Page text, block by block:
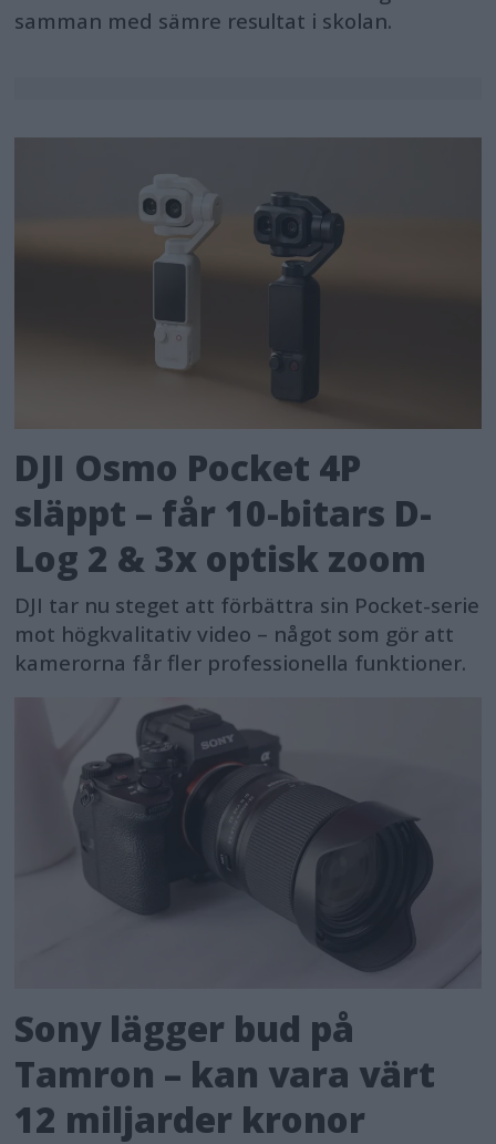
samman med sämre resultat i skolan.
DJI Osmo Pocket 4P
släppt – får 10-bitars D-
Log 2 & 3x optisk zoom
DJI tar nu steget att förbättra sin Pocket-serie
mot högkvalitativ video – något som gör att
kamerorna får fler professionella funktioner.
Sony lägger bud på
Tamron – kan vara värt
12 miljarder kronor